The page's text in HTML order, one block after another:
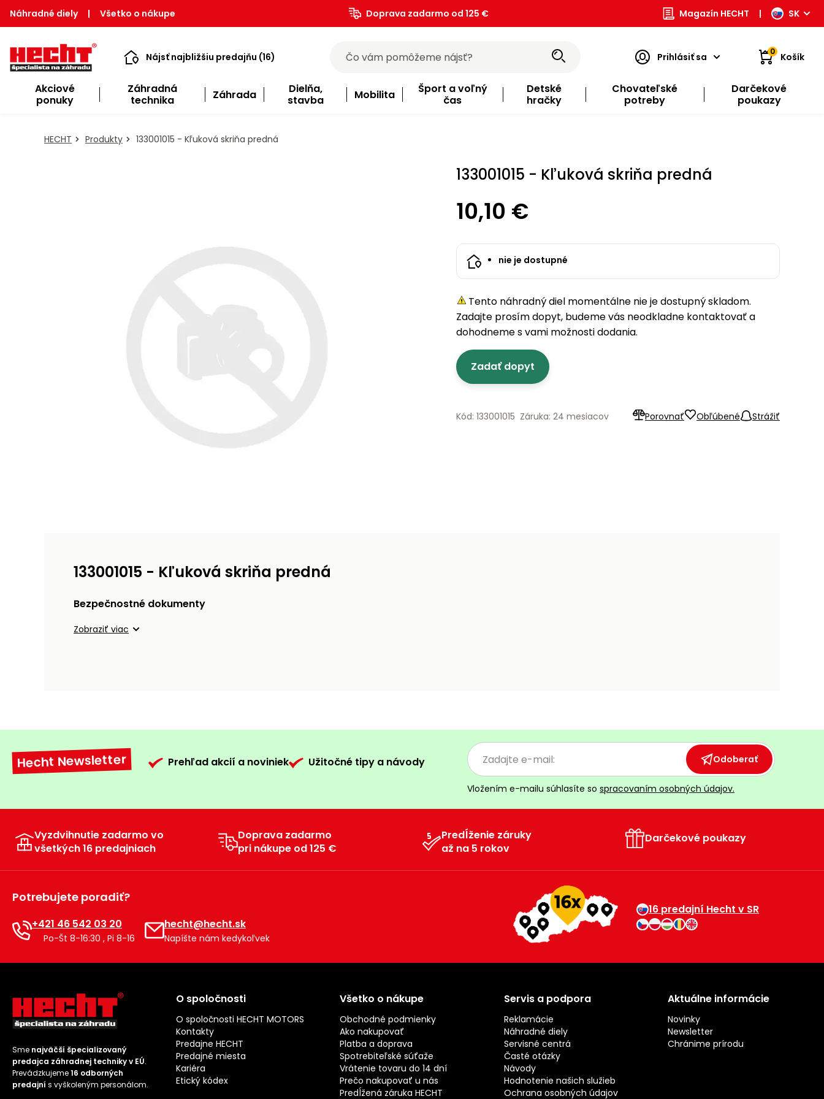
Náhradné diely | Všetko o nákupe Doprava zadarmo od 125 € Magazín HECHT | SK
Nájsť najbližšiu predajňu (16) Prihlásiť sa 0 Košík
Akciové
ponuky
Záhradná
technika
Záhrada
Dielňa,
stavba
Mobilita
Šport a voľný
čas
Detské
hračky
Chovateľské
potreby
Darčekové
poukazy
HECHT Produkty 133001015 - Kľuková skriňa predná
133001015 - Kľuková skriňa predná
10,10 €
nie je dostupné
Tento náhradný diel momentálne nie je dostupný skladom.
Zadajte prosím dopyt, budeme vás neodkladne kontaktovať a
dohodneme s vami možnosti dodania.
Zadať dopyt
Porovnať Obľúbené Strážiť
Kód: 133001015 Záruka: 24 mesiacov
133001015 - Kľuková skriňa predná
Bezpečnostné dokumenty
Zobraziť viac
Hecht Newsletter Prehľad akcií a noviniek Užitočné tipy a návody Odoberať
Vložením e-mailu súhlasíte so spracovaním osobných údajov.
Vyzdvihnutie zadarmo vo
všetkých 16 predajniach
Doprava zadarmo
pri nákupe od 125 €
Predĺženie záruky
až na 5 rokov
Darčekové poukazy
Potrebujete poradiť?
+421 46 542 03 20
Po-Št 8-16:30 , Pi 8-16
hecht@hecht.sk
Napíšte nám kedykoľvek
16 predajní Hecht v SR
Sme najväčší špecializovaný
predajca záhradnej techniky v EÚ.
Prevádzkujeme16 odborných
predajní s vyškoleným personálom.
O spoločnosti
O spoločnosti HECHT MOTORS
Kontakty
Predajne HECHT
Predajné miesta
Kariéra
Etický kódex
Všetko o nákupe
Obchodné podmienky
Ako nakupovať
Platba a doprava
Spotrebiteľské súťaže
Vrátenie tovaru do 14 dní
Prečo nakupovať u nás
Predĺžená záruka HECHT
Servis a podpora
Reklamácie
Náhradné diely
Servisné centrá
Časté otázky
Návody
Hodnotenie našich služieb
Ochrana osobných údajov
Aktuálne informácie
Novinky
Newsletter
Chránime prírodu